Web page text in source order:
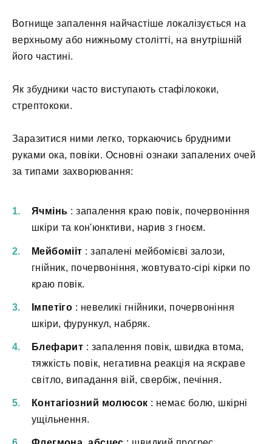
Вогнище запалення найчастіше локалізується на
верхньому або нижньому столітті, на внутрішній
його частині.
Як збудники часто виступають стафілококи,
стрептококи.
Заразитися ними легко, торкаючись брудними
руками ока, повіки. Основні ознаки запалених очей
за типами захворювання:
Ячмінь : запалення краю повік, почервоніння
шкіри та кон'юнктиви, нарив з гноєм.
Мейбомііт : запалені мейбомієві залози,
гнійник, почервоніння, жовтувато-сірі кірки по
краю повік.
Імпетіго : невеликі гнійники, почервоніння
шкіри, фурункул, набряк.
Блефарит : запалення повік, швидка втома,
тяжкість повік, негативна реакція на яскраве
світло, випадання вій, свербіж, печіння.
Контагіозний молюсок : немає болю, шкірні
ущільнення.